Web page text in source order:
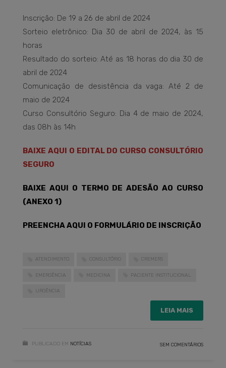
Inscrição: De 19 a 26 de abril de 2024
Sorteio eletrônico: Dia 30 de abril de 2024, às 15
horas
Resultado do sorteio: Até as 18 horas do dia 30 de
abril de 2024
Comunicação de desistência da vaga: Até 2 de
maio de 2024
Curso Consultório Seguro: Dia 4 de maio de 2024,
das 08h às 14h
BAIXE AQUI O EDITAL DO CURSO CONSULTÓRIO
SEGURO
BAIXE AQUI O TERMO DE ADESÃO AO CURSO
(ANEXO 1)
PREENCHA AQUI O FORMULÁRIO DE INSCRIÇÃO
ATENDIMENTO CONSULTÓRIO CREMERS
EMERGÊNCIA MEDICINA PACIENTE INSTITUCIONAL
URGÊNCIA
LEIA MAIS
PUBLICADO EM NOTÍCIAS SEM COMENTÁRIOS